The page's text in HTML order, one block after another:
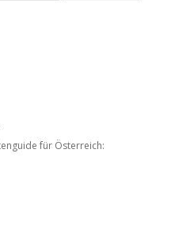
für Österreich: